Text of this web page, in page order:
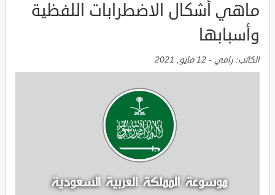
ماهي أشكال الاضطرابات اللفظية
وأسبابها
الكاتب: رامي - 12 مايو, 2021